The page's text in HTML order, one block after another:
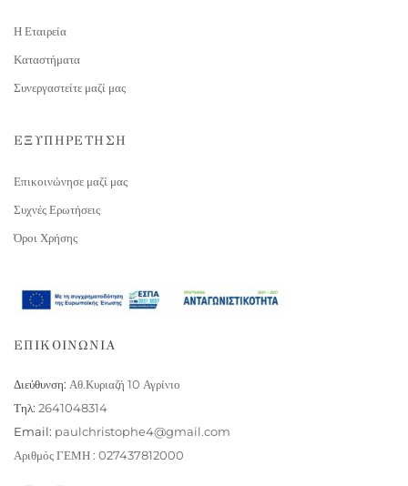
Η Εταιρεία
Καταστήματα
Συνεργαστείτε μαζί μας
ΕΞΥΠΗΡΕΤΗΣΗ
Επικοινώνησε μαζί μας
Συχνές Ερωτήσεις
Όροι Χρήσης
ΕΠΙΚΟΙΝΩΝΙΑ
Διεύθυνση: Αθ.Κυριαζή 10 Αγρίνιο
Τηλ: 2641048314
Email: paulchristophe4@gmail.com
Αριθμός ΓΕΜΗ : 027437812000